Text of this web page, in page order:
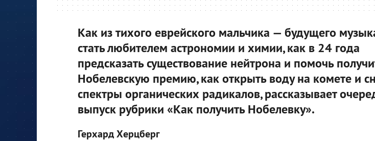
Как из тихого еврейского мальчика — будущего
стать любителем астрономии и химии, как в 24 года
предсказать существование нейтрона и помочь
Нобелевскую премию, как открыть воду на комете и
спектры органических радикалов, рассказывает
выпуск рубрики «Как получить Нобелевку».
Герхард Херцберг